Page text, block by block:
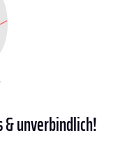
unverbindlich!